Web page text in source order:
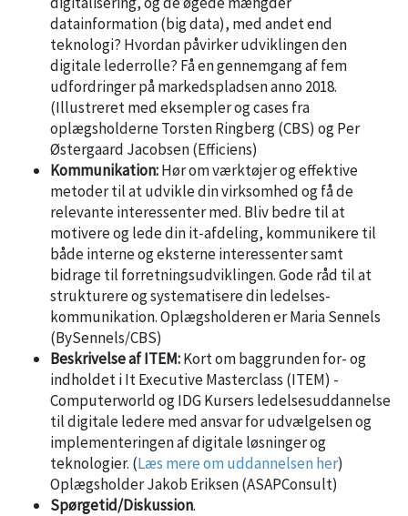
datainformation (big data), med andet end
teknologi? Hvordan påvirker udviklingen den
digitale lederrolle? Få en gennemgang af fem
udfordringer på markedspladsen anno 2018.
(Illustreret med eksempler og cases fra
oplægsholderne Torsten Ringberg (CBS) og Per
Østergaard Jacobsen (Efficiens)
Kommunikation:Hør om værktøjer og effektive
metoder til at udvikle din virksomhed og få de
relevante interessenter med. Bliv bedre til at
motivere og lede din it-afdeling, kommunikere til
både interne og eksterne interessenter samt
bidrage til forretningsudviklingen. Gode råd til at
strukturere og systematisere din ledelses-
kommunikation. Oplægsholderen er Maria Sennels
(BySennels/CBS)
Beskrivelse af ITEM:Kort om baggrunden for- og
indholdet i It Executive Masterclass (ITEM) -
Computerworld og IDG Kursers ledelsesuddannelse
til digitale ledere med ansvar for udvælgelsen og
implementeringen af digitale løsninger og
teknologier. (Læs mere om uddannelsen her)
Oplægsholder Jakob Eriksen (ASAPConsult)
Spørgetid/Diskussion.